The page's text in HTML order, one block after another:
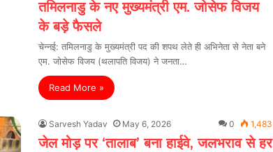
तमिलनाडु के नए मुख्यमंत्री एम. जोसेफ विजय
के बड़े फैसले
चेन्नई: तमिलनाडु के मुख्यमंत्री पद की शपथ लेते ही अभिनेता से नेता बने
एम. जोसेफ विजय (थलापति विजय) ने जनता…
Read More »
Sarvesh Yadav May 6, 2026 0 1,483
जेल मोड़ पर ‘तालाब’ बना हाईवे, जलभराव से हर